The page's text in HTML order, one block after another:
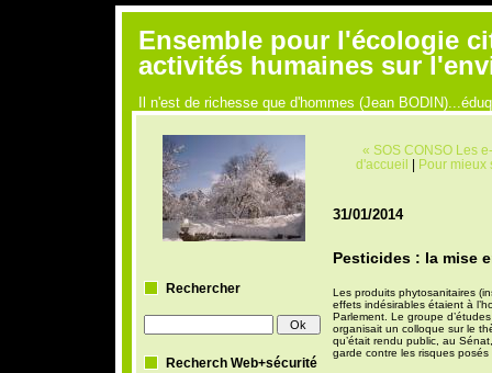
Ensemble pour l'écologie
activités humaines sur
Il n'est de richesse que d'hommes (Jean
Rechercher
Recherch Web+sécurité
« SOS CONSO Les
d'accueil | Pour mieux
31/01/2014
Pesticides : la mise
Les produits phytosanitaires
effets indésirables étaient à
Parlement. Le groupe
organisait un colloque sur le
qu’était rendu public, au
garde contre les risques